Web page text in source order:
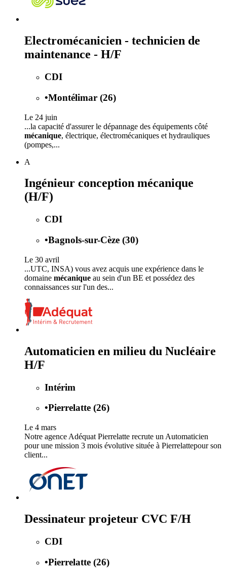
Electromécanicien - technicien de
maintenance - H/F
CDI
•Montélimar (26)
Le 24 juin
...la capacité d'assurer le dépannage des équipements côté
mécanique, électrique, électromécaniques et hydrauliques
(pompes,...
A
Ingénieur conception mécanique
(H/F)
CDI
•Bagnols-sur-Cèze (30)
Le 30 avril
...UTC, INSA) vous avez acquis une expérience dans le
domaine mécanique au sein d'un BE et possédez des
connaissances sur l'un des...
Automaticien en milieu du Nucléaire
H/F
Intérim
•Pierrelatte (26)
Le 4 mars
Notre agence Adéquat Pierrelatte recrute un Automaticien
pour une mission 3 mois évolutive située à Pierrelattepour son
client...
Dessinateur projeteur CVC F/H
CDI
•Pierrelatte (26)